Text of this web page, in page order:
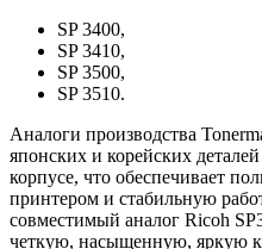
SP 3400,
SP 3410,
SP 3500,
SP 3510.
Аналоги производства
японских и корейских
корпусе, что обеспечивает
принтером и стабильную
совместимый аналог Ricoh
четкую, насыщенную, яркую